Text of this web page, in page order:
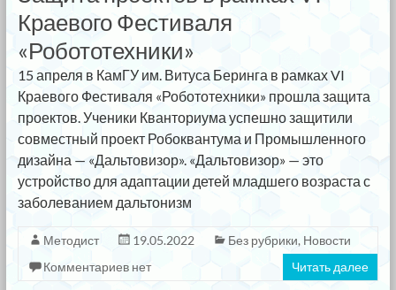
Краевого Фестиваля
«Робототехники»
15 апреля в КамГУ им. Витуса Беринга в рамках VI
Краевого Фестиваля «Робототехники» прошла защита
проектов. Ученики Кванториума успешно защитили
совместный проект Робоквантума и Промышленного
дизайна — «Дальтовизор». «Дальтовизор» — это
устройство для адаптации детей младшего возраста с
заболеванием дальтонизм
Методист 19.05.2022 Без рубрики, Новости
Комментариев нет
Читать далее